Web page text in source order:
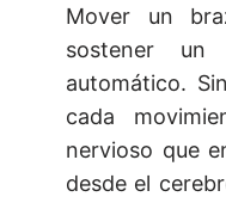
Mover un
sostener un
automático.
cada
nervioso que
desde el